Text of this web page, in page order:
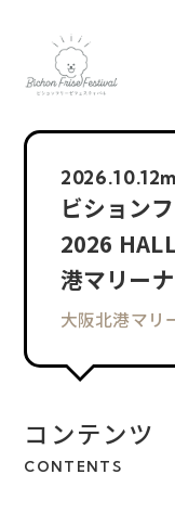
2026.10.12
ビション
2026
港マリーナ
大阪北港マリ
コンテンツ
CONTENTS